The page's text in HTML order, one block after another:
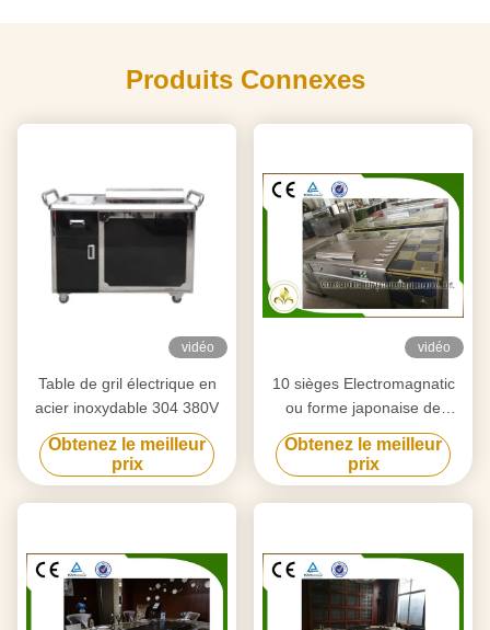
Produits Connexes
vidéo
Table de gril électrique en
acier inoxydable 304 380V
Obtenez le meilleur
prix
vidéo
10 sièges Electromagnatic
ou forme japonaise de
rectangle de Tableau de gril
de Teppanyaki de chauffage
par induction
Obtenez le meilleur
prix